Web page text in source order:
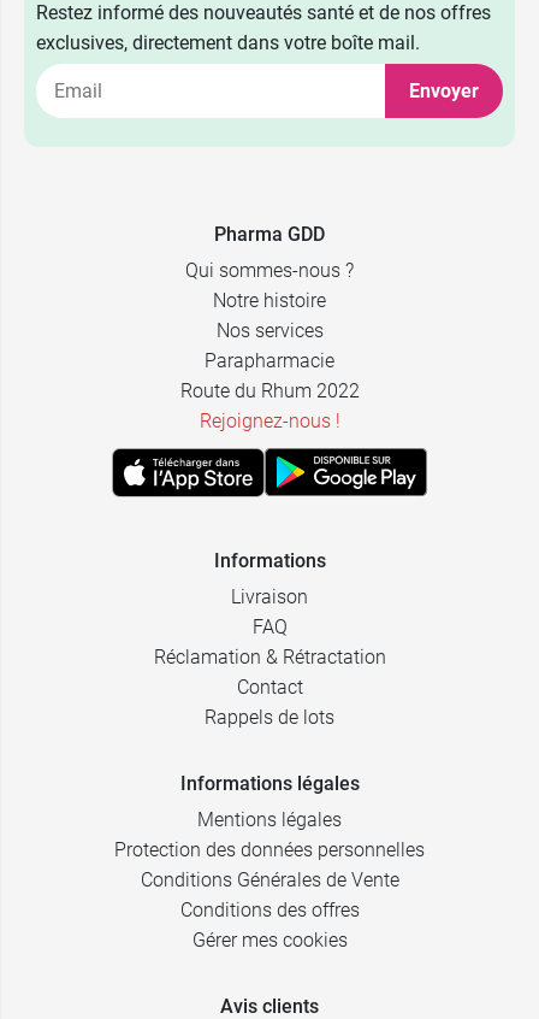
Restez informé des nouveautés santé et de nos offres
exclusives, directement dans votre boîte mail.
Envoyer
Pharma GDD
Qui sommes-nous ?
Notre histoire
Nos services
Parapharmacie
Route du Rhum 2022
Rejoignez-nous !
Informations
Livraison
FAQ
Réclamation & Rétractation
Contact
Rappels de lots
Informations légales
Mentions légales
Protection des données personnelles
Conditions Générales de Vente
Conditions des offres
Gérer mes cookies
Avis clients